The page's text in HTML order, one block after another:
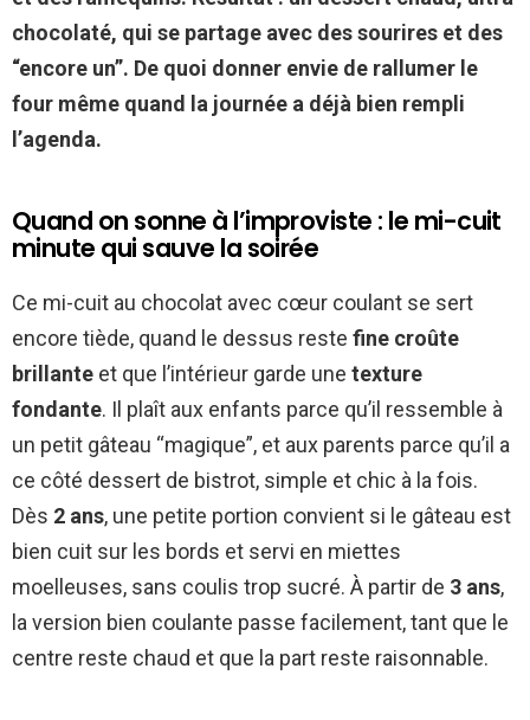
chocolaté, qui se partage avec des sourires et des
“encore un”. De quoi donner envie de rallumer le
four même quand la journée a déjà bien rempli
l’agenda.
Quand on sonne à l’improviste : le mi-cuit
minute qui sauve la soirée
Ce mi-cuit au chocolat avec cœur coulant se sert
encore tiède, quand le dessus reste fine croûte
brillante et que l’intérieur garde une texture
fondante. Il plaît aux enfants parce qu’il ressemble à
un petit gâteau “magique”, et aux parents parce qu’il a
ce côté dessert de bistrot, simple et chic à la fois.
Dès 2 ans, une petite portion convient si le gâteau est
bien cuit sur les bords et servi en miettes
moelleuses, sans coulis trop sucré. À partir de 3 ans,
la version bien coulante passe facilement, tant que le
centre reste chaud et que la part reste raisonnable.